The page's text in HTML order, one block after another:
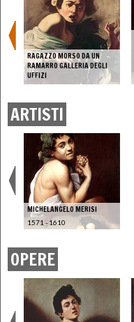
RAGAZZO MORSO DA UN
RAMARRO GALLERIA DEGLI
UFFIZI
ARTISTI
MICHELANGELO MERISI
1571 - 1610
OPERE